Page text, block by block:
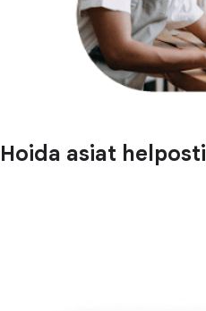
Hoida asiat helposti